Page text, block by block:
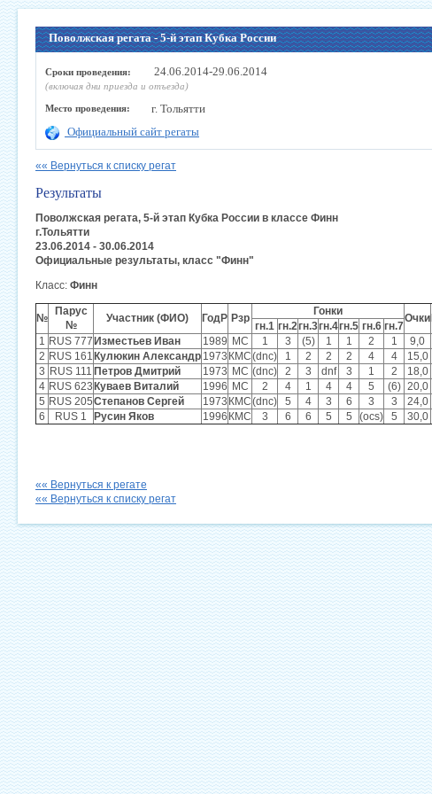
Поволжская регата - 5-й этап Кубка России
Сроки проведения: 24.06.2014-29.06.2014
(включая дни приезда и отъезда)
Место проведения:
г. Тольятти
Официальный сайт регаты
«« Вернуться к списку регат
Результаты
Поволжская регата, 5-й этап Кубка России в классе Финн
г.Тольятти
23.06.2014 - 30.06.2014
Официальные результаты, класс "Финн"
Класс: Финн
№
Парус
№
Участник (ФИО) ГодР Рзр
Гонки
Очки
гн.1 гн.2гн.3гн.4гн.5 гн.6 гн.7
1 RUS 777 Изместьев Иван 1989 МС 1 3 (5) 1 1 2 1 9,0
2 RUS 161 Кулюкин Александр 1973 КМС(dnc) 1 2 2 2 4 4 15,0
3 RUS 111 Петров Дмитрий 1973 МС (dnc) 2 3 dnf 3 1 2 18,0
4 RUS 623 Куваев Виталий 1996 МС 2 4 1 4 4 5 (6) 20,0
5 RUS 205Степанов Сергей 1973 КМС(dnc) 5 4 3 6 3 3 24,0
6
RUS 1 Русин Яков 1996 КМС 3 6 6 5 5 (ocs) 5 30,0
«« Вернуться к регате
«« Вернуться к списку регат